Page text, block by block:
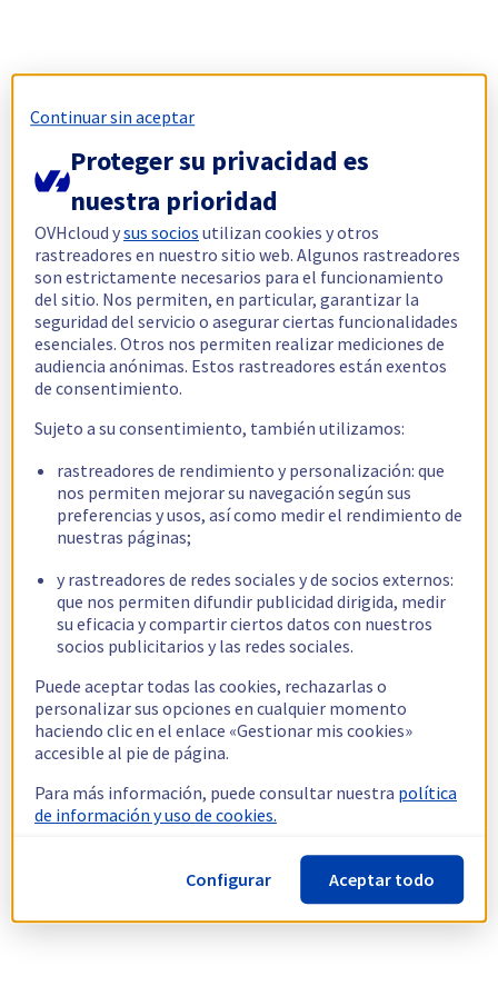
Continuar sin aceptar
Proteger su privacidad es
nuestra prioridad
OVHcloud ysus socios utilizan cookies y otros
rastreadores en nuestro sitio web. Algunos rastreadores
son estrictamente necesarios para el funcionamiento
del sitio. Nos permiten, en particular, garantizar la
seguridad del servicio o asegurar ciertas funcionalidades
esenciales. Otros nos permiten realizar mediciones de
audiencia anónimas. Estos rastreadores están exentos
de consentimiento.
Sujeto a su consentimiento, también utilizamos:
rastreadores de rendimiento y personalización: que
nos permiten mejorar su navegación según sus
preferencias y usos, así como medir el rendimiento de
nuestras páginas;
y rastreadores de redes sociales y de socios externos:
que nos permiten difundir publicidad dirigida, medir
su eficacia y compartir ciertos datos con nuestros
socios publicitarios y las redes sociales.
Puede aceptar todas las cookies, rechazarlas o
personalizar sus opciones en cualquier momento
haciendo clic en el enlace «Gestionar mis cookies»
accesible al pie de página.
Para más información, puede consultar nuestra política
de información y uso de cookies.
Configurar Aceptar todo